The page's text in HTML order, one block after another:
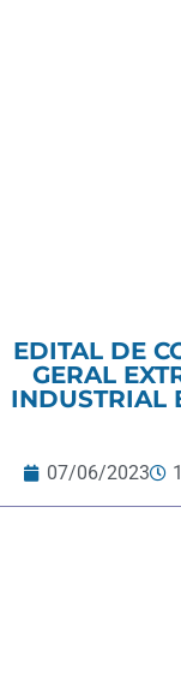
EDITAL DE
GERAL
INDUSTRIAL
07/06/2023